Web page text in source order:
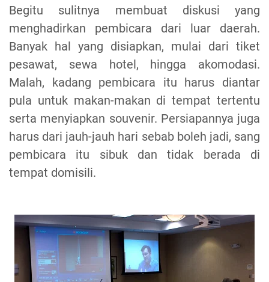
Begitu sulitnya membuat diskusi yang
menghadirkan pembicara dari luar daerah.
Banyak hal yang disiapkan, mulai dari tiket
pesawat, sewa hotel, hingga akomodasi.
Malah, kadang pembicara itu harus diantar
pula untuk makan-makan di tempat tertentu
serta menyiapkan souvenir. Persiapannya juga
harus dari jauh-jauh hari sebab boleh jadi, sang
pembicara itu sibuk dan tidak berada di
tempat domisili.